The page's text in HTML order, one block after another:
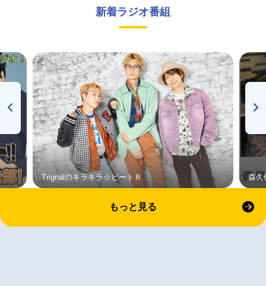
新着ラジオ番組
Trignalのキラキラ☆ビートＲ 森久
もっと見る